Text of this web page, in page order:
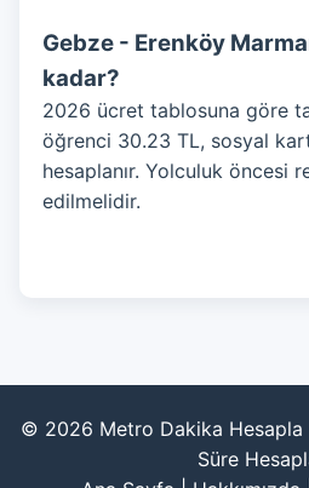
Gebze - Erenköy
kadar?
2026 ücret tablosuna göre
öğrenci 30.23 TL, sosyal
hesaplanır. Yolculuk öncesi
edilmelidir.
© 2026 Metro Dakika Hesapla
Süre